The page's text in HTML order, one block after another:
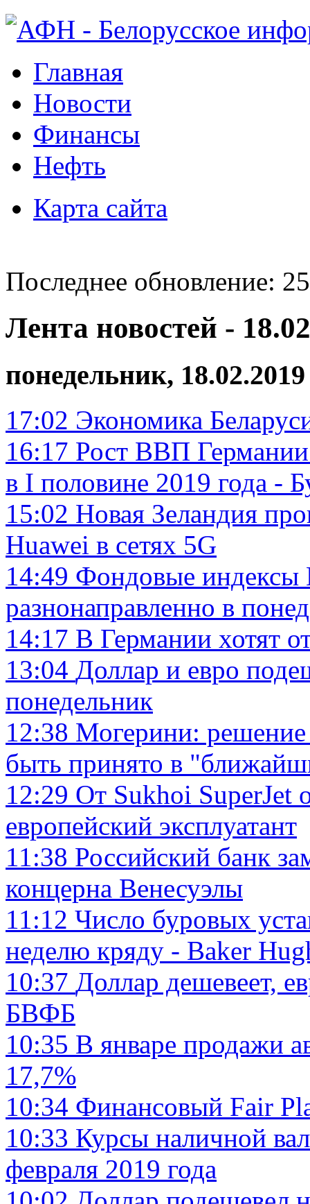
Главная
Новости
Финансы
Нефть
Карта сайта
Последнее обновление:
Лента новостей -
понедельник, 18.02.2019
17:02 Экономика
16:17 Рост ВВП
в I половине 2019 года -
15:02 Новая Зеландия
Huawei в сетях 5G
14:49 Фондовые индексы
разнонаправленно в
14:17 В Германии хотят
13:04 Доллар и евро
понедельник
12:38 Могерини:
быть принято в
12:29 От Sukhoi SuperJet
европейский эксплуатант
11:38 Российский банк
концерна Венесуэлы
11:12 Число буровых
неделю кряду - Baker
10:37 Доллар дешевеет,
БВФБ
10:35 В январе продажи
17,7%
10:34 Финансовый Fair
10:33 Курсы наличной
февраля 2019 года